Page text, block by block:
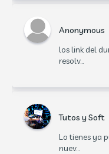
Anonymous
los link del
resolv...
Tutos y Soft
Lo tienes ya
nuev...